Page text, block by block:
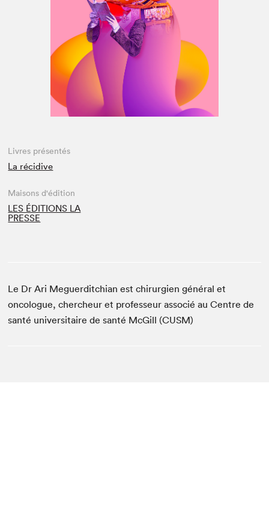
Espace médias
Livres présentés
La récidive
Maisons d'édition
LES ÉDITIONS LA
PRESSE
Le Dr Ari Meguerditchian est chirurgien général et
oncologue, chercheur et professeur associé au Centre de
santé universitaire de santé McGill (CUSM)